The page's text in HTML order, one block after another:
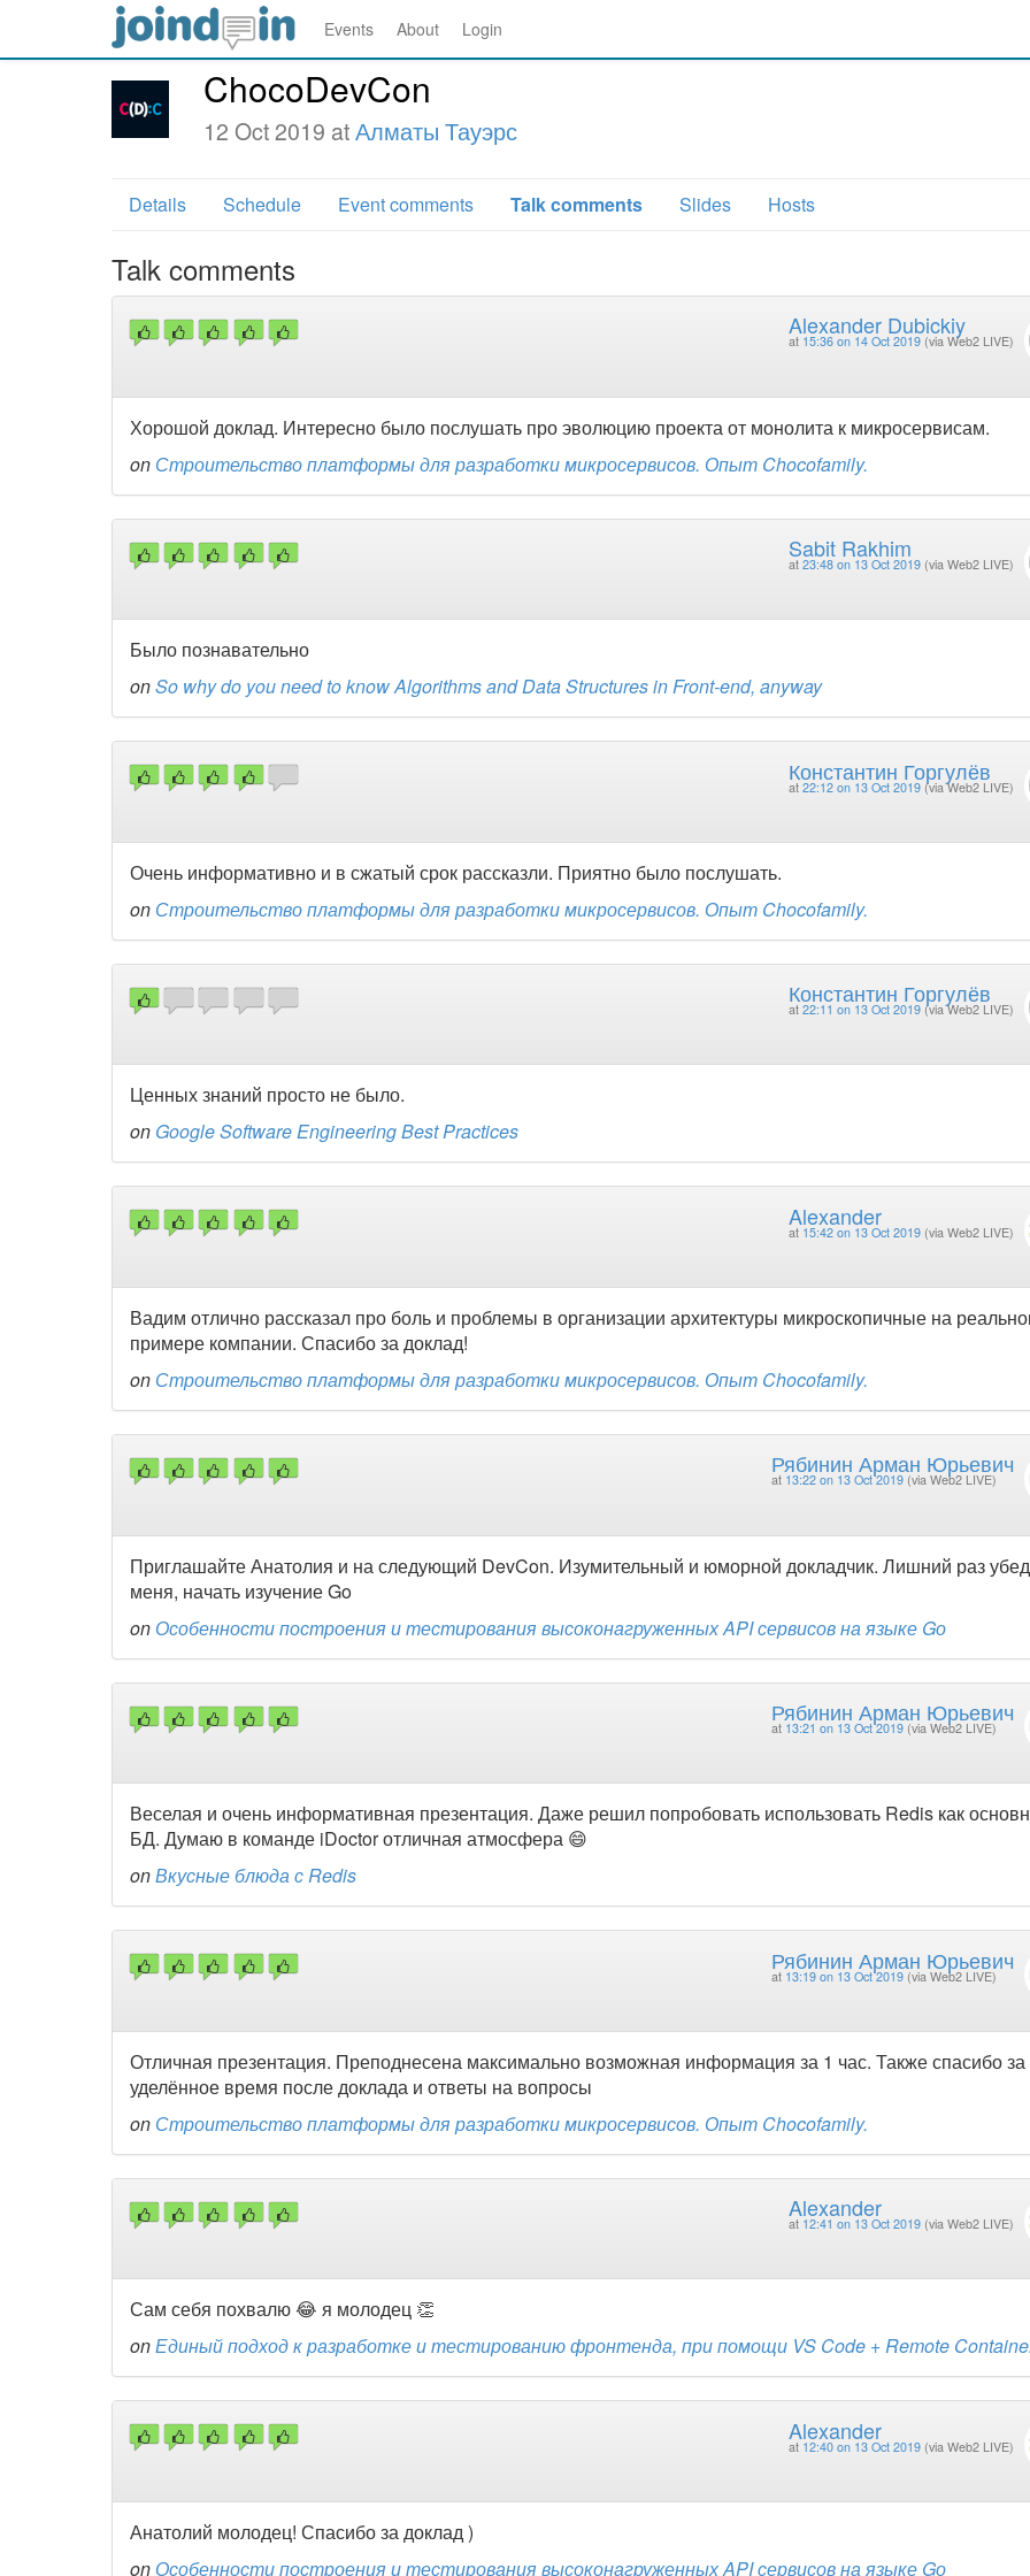
Events About Login
ChocoDevCon
12 Oct 2019 atАлматы Тауэрс
Details Schedule Event comments Talk comments Slides Hosts
Talk comments
Alexander Dubickiy
at 15:36 on 14 Oct 2019 (via Web2 LIVE)
Хорошой доклад. Интересно было послушать про эволюцию проекта от монолита к микросервисам.
on Строительство платформы для разработки микросервисов. Опыт Chocofamily.
Sabit Rakhim
at 23:48 on 13 Oct 2019 (via Web2 LIVE)
Было познавательно
onSo why do you need to know Algorithms and Data Structures in Front-end, anyway
Константин Горгулёв
at 22:12 on 13 Oct 2019 (via Web2 LIVE)
Очень информативно и в сжатый срок рассказли. Приятно было послушать.
on Строительство платформы для разработки микросервисов. Опыт Chocofamily.
Константин Горгулёв
at 22:11 on 13 Oct 2019 (via Web2 LIVE)
Ценных знаний просто не было.
on Google Software Engineering Best Practices
Alexander
at 15:42 on 13 Oct 2019 (via Web2 LIVE)
Вадим отлично рассказал про боль и проблемы в организации архитектуры микроскопичные на
примере компании. Спасибо за доклад!
on Строительство платформы для разработки микросервисов. Опыт Chocofamily.
Рябинин Арман Юрьевич
at 13:22 on 13 Oct 2019 (via Web2 LIVE)
Приглашайте Анатолия и на следующий DevCon. Изумительный и юморной докладчик. Лишний раз
меня, начать изучение Go
on Особенности построения и тестирования высоконагруженных API сервисов на языке Gо
Рябинин Арман Юрьевич
at 13:21 on 13 Oct 2019 (via Web2 LIVE)
Веселая и очень информативная презентация. Даже решил попробовать использовать Redis как
БД. Думаю в команде iDoctor отличная атмосфера 😄
onВкусные блюда с Redis
Рябинин Арман Юрьевич
at 13:19 on 13 Oct 2019 (via Web2 LIVE)
Отличная презентация. Преподнесена максимально возможная информация за 1 час. Также спасибо за
уделённое время после доклада и ответы на вопросы
on Строительство платформы для разработки микросервисов. Опыт Chocofamily.
Alexander
at 12:41 on 13 Oct 2019 (via Web2 LIVE)
Сам себя похвалю 😂 я молодец 👏
onЕдиный подход к разработке и тестированию фронтенда, при помощи VS Code + Remote
Alexander
at 12:40 on 13 Oct 2019 (via Web2 LIVE)
Анатолий молодец! Спасибо за доклад )
on Особенности построения и тестирования высоконагруженных API сервисов на языке Gо